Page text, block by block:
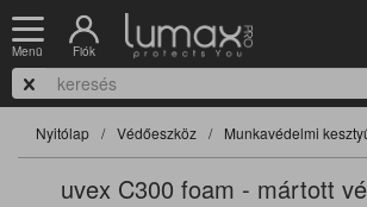
Menü Fiók
Nyitólap Védőeszköz Munkavédelmi
uvex C300 foam - mártott